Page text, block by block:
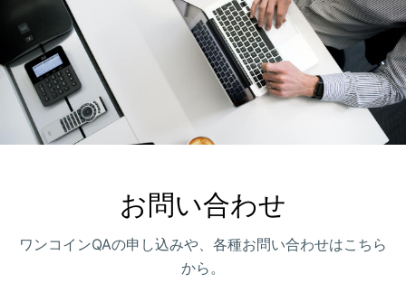
お問い合わせ
ワンコインQAの申し込みや、各種お問い合わせはこちら
から。